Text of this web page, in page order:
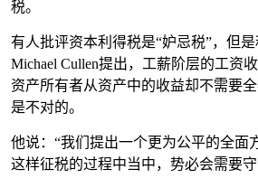
税。
有人批评资本利得税是“妒忌税”，但
Michael Cullen提出，工薪阶层的工资
资产所有者从资产中的收益却不需要
是不对的。
他说：“我们提出一个更为公平的全面
这样征税的过程中当中，势必会需要守